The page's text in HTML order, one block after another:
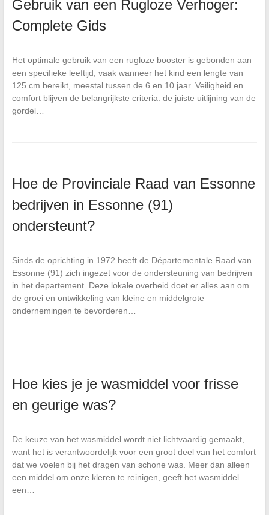
Gebruik van een Rugloze Verhoger:
Complete Gids
Het optimale gebruik van een rugloze booster is gebonden aan
een specifieke leeftijd, vaak wanneer het kind een lengte van
125 cm bereikt, meestal tussen de 6 en 10 jaar. Veiligheid en
comfort blijven de belangrijkste criteria: de juiste uitlijning van de
gordel…
Hoe de Provinciale Raad van Essonne
bedrijven in Essonne (91)
ondersteunt?
Sinds de oprichting in 1972 heeft de Départementale Raad van
Essonne (91) zich ingezet voor de ondersteuning van bedrijven
in het departement. Deze lokale overheid doet er alles aan om
de groei en ontwikkeling van kleine en middelgrote
ondernemingen te bevorderen…
Hoe kies je je wasmiddel voor frisse
en geurige was?
De keuze van het wasmiddel wordt niet lichtvaardig gemaakt,
want het is verantwoordelijk voor een groot deel van het comfort
dat we voelen bij het dragen van schone was. Meer dan alleen
een middel om onze kleren te reinigen, geeft het wasmiddel
een…